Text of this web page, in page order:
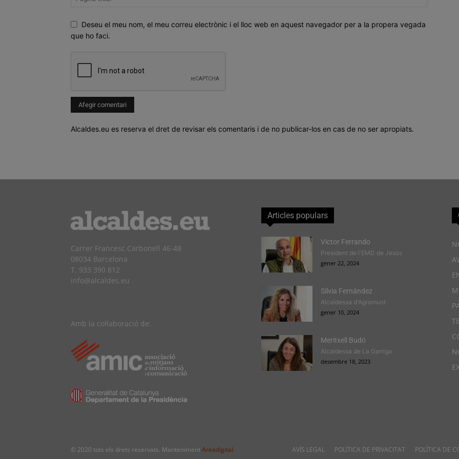
Deseu el meu nom, el meu correu electrònic i el lloc web en aquest navegador per a la propera vegada
que ho faci.
Alcaldes.eu es reserva el dret de revisar els comentaris i de no publicar-los en cas de no ser apropiats.
Carrer Francesc Carbonell 46-48
08034 Barcelona
T. 933 390 812
info@alcaldes.eu
Amb la col·laboració de:
Articles populars
Victor Ferrando
President de l'EMD de Jesús
gener 22, 2024
Sílvia Fernández
Alcaldessa d'Agramunt
gener 10, 2024
Meritxell Budó
Alcaldessa de La Garriga
desembre 18, 2023
AVÍS LEGAL POLÍTICA DE PRIVACITAT POLÍTICA DE
© 2020 tots els drets reservats. MantenimentAreadigital.